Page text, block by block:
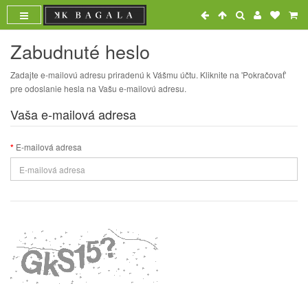
Zabudnuté heslo
Zadajte e-mailovú adresu priradenú k Vášmu účtu. Kliknite na 'Pokračovať'
pre odoslanie hesla na Vašu e-mailovú adresu.
Vaša e-mailová adresa
E-mailová adresa